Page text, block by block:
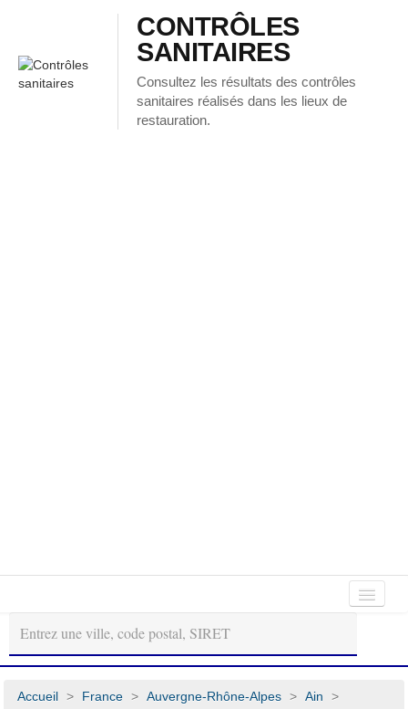
CONTRÔLES
SANITAIRES
Consultez les résultats des contrôles
sanitaires réalisés dans les lieux de
restauration.
Autour
de
moi
Régions
Accueil > France > Auvergne-Rhône-Alpes > Ain
>